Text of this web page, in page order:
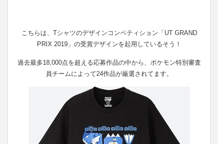
こちらは、Tシャツのデザインコンペティション「UT GRAND
PRIX 2019」の受賞デザインを起用しているそう！
過去最多18,000点を超える応募作品の中から、ポケモン特別審査
員チームによって24作品が厳選されてます。